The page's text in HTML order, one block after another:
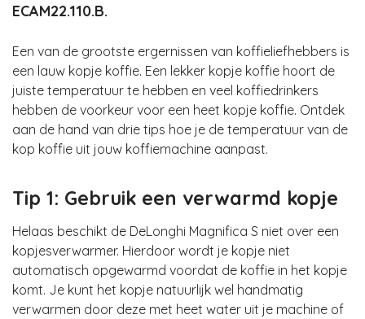
ECAM22.110.B.
Een van de grootste ergernissen van koffieliefhebbers is
een lauw kopje koffie. Een lekker kopje koffie hoort de
juiste temperatuur te hebben en veel koffiedrinkers
hebben de voorkeur voor een heet kopje koffie. Ontdek
aan de hand van drie tips hoe je de temperatuur van de
kop koffie uit jouw koffiemachine aanpast.
Tip 1: Gebruik een verwarmd kopje
Helaas beschikt de DeLonghi Magnifica S niet over een
kopjesverwarmer. Hierdoor wordt je kopje niet
automatisch opgewarmd voordat de koffie in het kopje
komt. Je kunt het kopje natuurlijk wel handmatig
verwarmen door deze met heet water uit je machine of